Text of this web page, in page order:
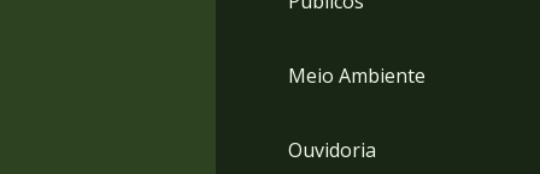
Meio Ambiente
Ouvidoria